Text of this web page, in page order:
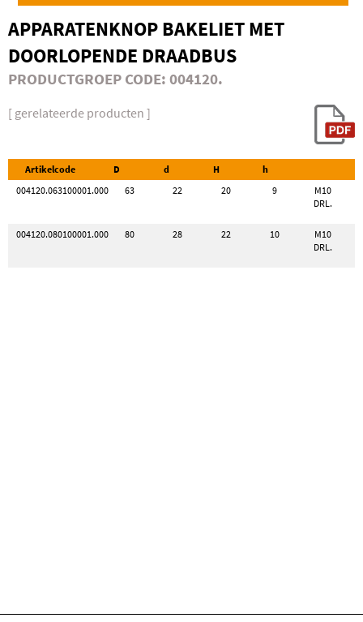
APPARATENKNOP BAKELIET MET
DOORLOPENDE DRAADBUS
PRODUCTGROEP CODE: 004120.
[ gerelateerde producten ]
Artikelcode D d H
h
004120.063100001.000
63 22 20 9
M10
DRL.
004120.080100001.000 80 28 22 10
M10
DRL.